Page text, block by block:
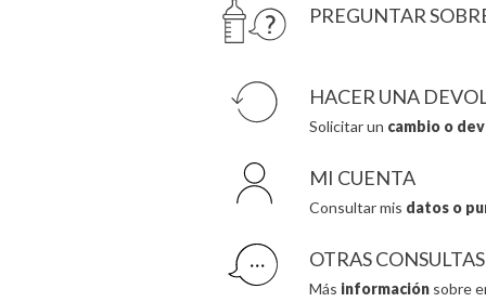
PREGUNTAR
HACER UNA
Solicitar un cambio o
MI CUENTA
Consultar mis datos o
OTRAS CONSULTAS
Más informaciónsobre